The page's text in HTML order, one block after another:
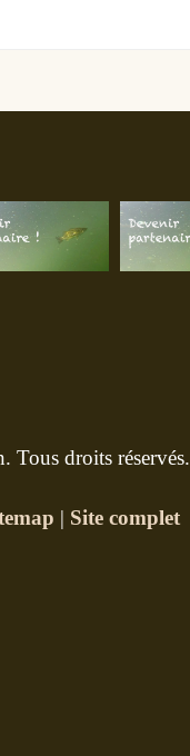
Tous droits réservés.
| Site complet